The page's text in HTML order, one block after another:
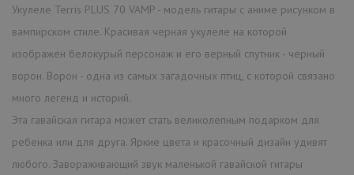
Укулеле Terris PLUS 70 VAMP - модель гитары с аниме рисунком в
вампирском стиле. Красивая черная укулеле на которой
изображен белокурый персонаж и его верный спутник - черный
ворон. Ворон - одна из самых загадочных птиц, с которой связано
много легенд и историй.
Эта гавайская гитара может стать великолепным подарком для
ребенка или для друга. Яркие цвета и красочный дизайн удивят
любого. Завораживающий звук маленькой гавайской гитары